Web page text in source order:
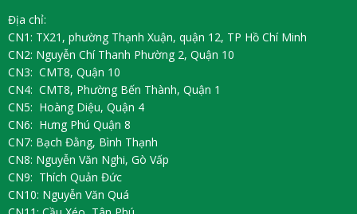
Địa chỉ:
CN1: TX21, phường Thạnh Xuận, quận 12, TP Hồ Chí Minh
CN2: Nguyễn Chí Thanh Phường 2, Quận 10
CN3: CMT8, Quận 10
CN4: CMT8, Phường Bến Thành, Quận 1
CN5: Hoàng Diệu, Quận 4
CN6: Hưng Phú Quận 8
CN7: Bạch Đằng, Bình Thạnh
CN8: Nguyễn Văn Nghi, Gò Vấp
CN9: Thích Quản Đức
CN10: Nguyễn Văn Quá